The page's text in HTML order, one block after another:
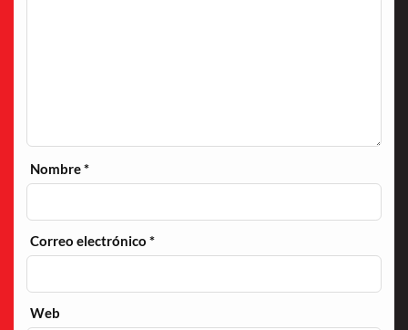
Nombre*
Correo electrónico*
Web